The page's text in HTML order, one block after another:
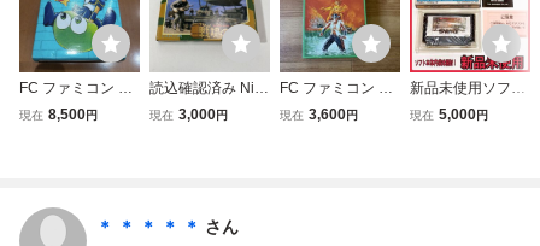
FC ファミコン ぷ
よぷよ 徳間書店
現在 8,500円
読込確認済み Nint
endo ファミコン
1
現在 3,000円
FC ファミコン マ
ッド・シティ KO
現在 3,600円
新品未使用ソフト
内袋未開封 FC フ
現在 5,000円
＊ ＊ ＊ ＊ ＊ さん